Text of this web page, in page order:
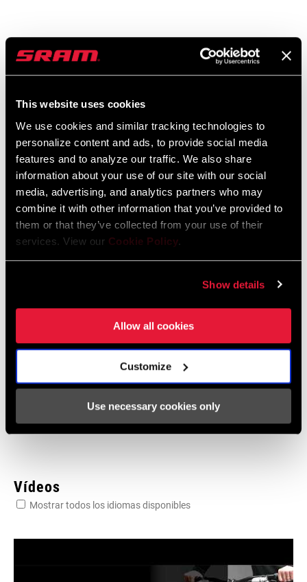
This website uses cookies
We use cookies and similar tracking technologies to
personalize content and ads, to provide social media
features and to analyze our traffic. We also share
information about your use of our site with our social
media, advertising, and analytics partners who may
combine it with other information that you’ve provided to
them or that they’ve collected from your use of their
services. View our Cookie Policy.
Show details
Allow all cookies
Customize
Use necessary cookies only
Instrucciones De Seguridad
Suspension
Idioma:
日本語, 官话, Português, Nederlands,
Italiano, Français, Español, English,
95-4018-009-100 Safety Instructions
Suspension EEU
Idioma: Ελληνικά, Română, Język polski,
Garantía SRAM
Garantía SRAM y ZIPP
Vídeos
Mostrar todos los idiomas disponibles